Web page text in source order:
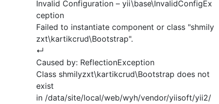
Invalid Configuration – yii\base\InvalidConfigEx
ception
Failed to instantiate component or class "shmily
zxt\kartikcrud\Bootstrap".
↵
Caused by: ReflectionException
Class shmilyzxt\kartikcrud\Bootstrap does not
exist
in /data/site/local/web/wyh/vendor/yiisoft/yii2/